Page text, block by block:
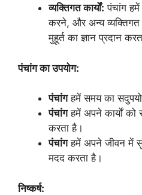
व्यक्तिगत कार्यों: पंचांग
करने, और अन्य व्यक्तिगत
मुहूर्त का ज्ञान प्रदान
पंचांग का उपयोग:
पंचांगहमें समय का
पंचांगहमें अपने कार्यों को
करता है।
पंचांगहमें अपने जीवन में
मदद करता है।
निष्कर्ष: